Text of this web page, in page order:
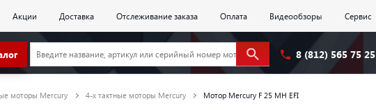
Акции Доставка Отслеживание заказа Оплата Видеообзоры Сервис
8 (812) 565 75 25
моторы Mercury 4-х тактные моторы Mercury Мотор Mercury F 25 MH EFI